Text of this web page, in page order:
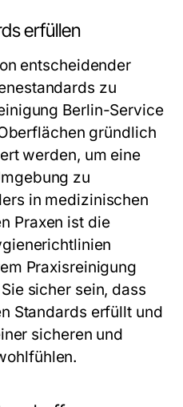
erfüllen
entscheidender
zu
Berlin-Service
gründlich
werden, um eine
zu
in medizinischen
Praxen ist die
Praxisreinigung
sicher sein, dass
Standards erfüllt und
sicheren und